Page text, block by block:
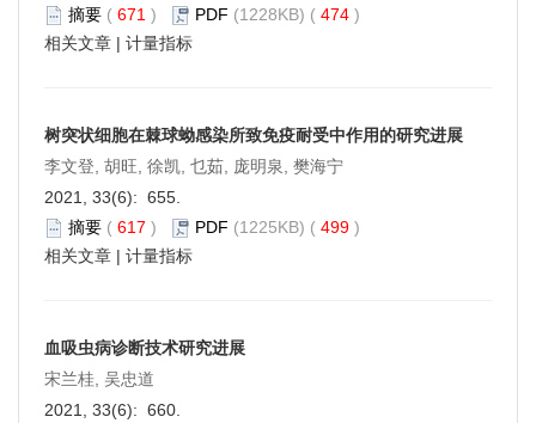
摘要 ( 671 ) PDF (1228KB) ( 474 )
相关文章 | 计量指标
树突状细胞在棘球蚴感染所致免疫耐受中作用的研究进展
李文登, 胡旺, 徐凯, 乜茹, 庞明泉, 樊海宁
2021, 33(6): 655.
摘要 ( 617 ) PDF (1225KB) ( 499 )
相关文章 | 计量指标
血吸虫病诊断技术研究进展
宋兰桂, 吴忠道
2021, 33(6): 660.